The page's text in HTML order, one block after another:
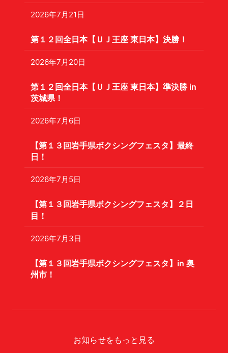
2026年7月21日
第１２回全日本【ＵＪ王座 東日本】決勝！
2026年7月20日
第１２回全日本【ＵＪ王座 東日本】準決勝 in
茨城県！
2026年7月6日
【第１３回岩手県ボクシングフェスタ】最終
日！
2026年7月5日
【第１３回岩手県ボクシングフェスタ】２日
目！
2026年7月3日
【第１３回岩手県ボクシングフェスタ】in 奥
州市！
お知らせをもっと見る